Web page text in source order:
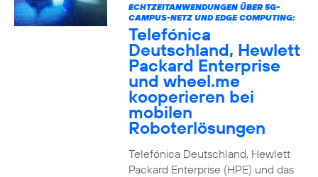
ECHTZEITANWENDUNGEN ÜBER 5G-
CAMPUS-NETZ UND EDGE COMPUTING:
Telefónica
Deutschland, Hewlett
Packard Enterprise
und wheel.me
kooperieren bei
mobilen
Roboterlösungen
Telefónica Deutschland, Hewlett
Packard Enterprise (HPE) und das